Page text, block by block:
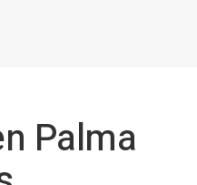
Palma